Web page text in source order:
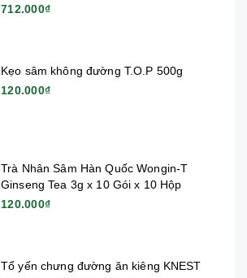
712.000₫
Kẹo sâm không đường T.O.P 500g
120.000₫
Trà Nhân Sâm Hàn Quốc Wongin-T
Ginseng Tea 3g x 10 Gói x 10 Hộp
120.000₫
Tổ yến chưng đường ăn kiêng KNEST